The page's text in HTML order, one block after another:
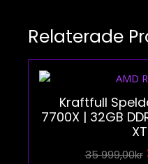
Relaterade
Kraftfull
7700X | 32GB
35 999,00Kr